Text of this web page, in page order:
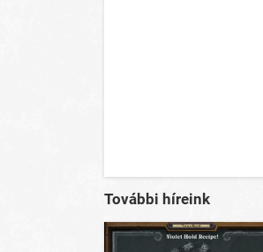
További híreink